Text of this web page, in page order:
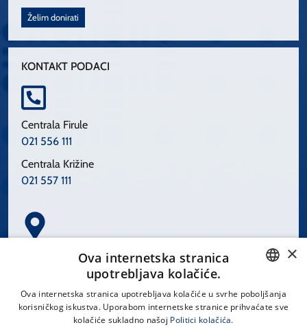
Želim donirati
KONTAKT PODACI
Centrala Firule
021 556 111
Centrala Križine
021 557 111
Spinčićeva 1, 21000 Split
CROATIAN
×
Ova internetska stranica
upotrebljava kolačiće.
Ova internetska stranica upotrebljava kolačiće u svrhe poboljšanja
korisničkog iskustva. Uporabom internetske stranice prihvaćate sve
kolačiće sukladno našoj Politici kolačića.